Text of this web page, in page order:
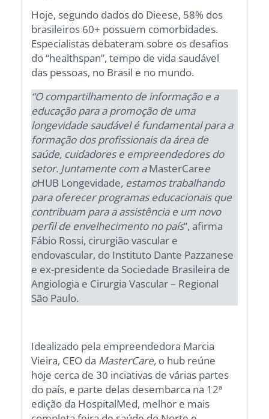
Hoje, segundo dados do Dieese, 58% dos
brasileiros 60+ possuem comorbidades.
Especialistas debateram sobre os desafios
do “healthspan”, tempo de vida saudável
das pessoas, no Brasil e no mundo.
“O compartilhamento de informação e a
educação para a promoção de uma
longevidade saudável é fundamental para a
formação dos profissionais da área de
saúde, cuidadores e empreendedores do
setor. Juntamente com aMasterCaree
oHUB Longevidade, estamos trabalhando
para oferecer programas educacionais que
contribuam para a assistência e um novo
perfil de envelhecimento no país”, afirma
Fábio Rossi, cirurgião vascular e
endovascular, do Instituto Dante Pazzanese
e ex-presidente da Sociedade Brasileira de
Angiologia e Cirurgia Vascular – Regional
São Paulo.
Idealizado pela empreendedora Marcia
Vieira, CEO da MasterCare, o hub reúne
hoje cerca de 30 inciativas de várias partes
do país, e parte delas desembarca na 12ª
edição da HospitalMed, melhor e mais